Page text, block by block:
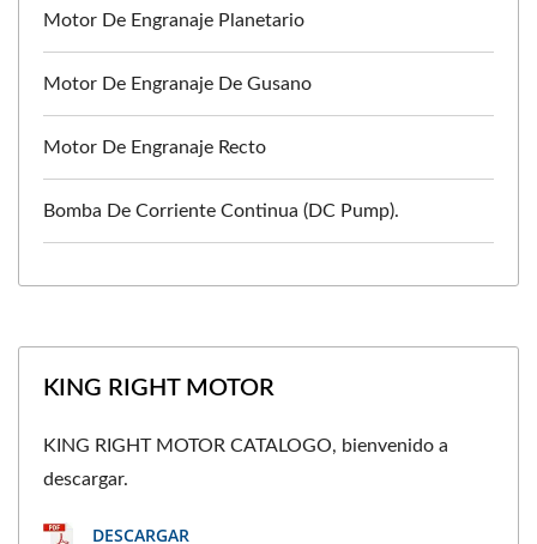
Motor De Engranaje Planetario
Motor De Engranaje De Gusano
Motor De Engranaje Recto
Bomba De Corriente Continua (DC Pump).
KING RIGHT MOTOR
KING RIGHT MOTOR CATALOGO, bienvenido a
descargar.
DESCARGAR